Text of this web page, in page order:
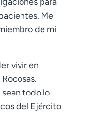
Me
de mi
vivir en
todo lo
del Ejército